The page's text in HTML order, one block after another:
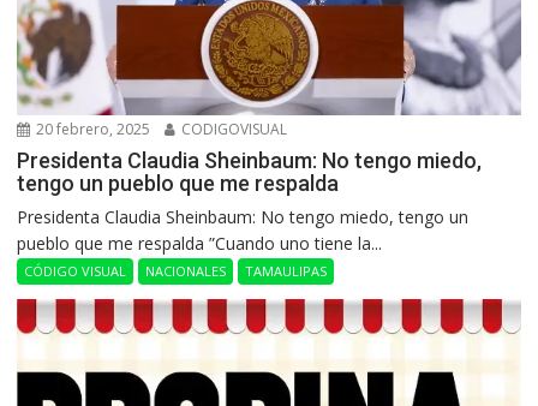
20 febrero, 2025 CODIGOVISUAL
Presidenta Claudia Sheinbaum: No tengo miedo,
tengo un pueblo que me respalda
Presidenta Claudia Sheinbaum: No tengo miedo, tengo un
pueblo que me respalda ”Cuando uno tiene la...
CÓDIGO VISUAL NACIONALES TAMAULIPAS